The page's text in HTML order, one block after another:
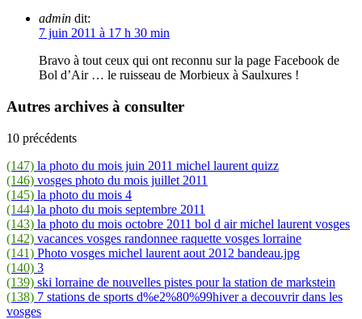
admin dit:
7 juin 2011 à 17 h 30 min
Bravo à tout ceux qui ont reconnu sur la page Facebook de
Bol d’Air … le ruisseau de Morbieux à Saulxures !
Autres archives à consulter
10 précédents
(147) la photo du mois juin 2011 michel laurent quizz
(146) vosges photo du mois juillet 2011
(145) la photo du mois 4
(144) la photo du mois septembre 2011
(143) la photo du mois octobre 2011 bol d air michel laurent vosges
(142) vacances vosges randonnee raquette vosges lorraine
(141) Photo vosges michel laurent aout 2012 bandeau.jpg
(140) 3
(139) ski lorraine de nouvelles pistes pour la station de markstein
(138) 7 stations de sports d%e2%80%99hiver a decouvrir dans les
vosges